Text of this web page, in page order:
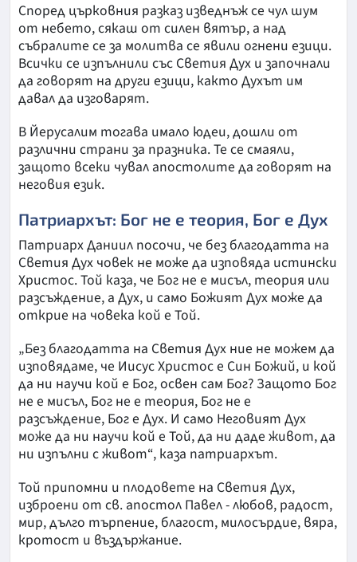
Според църковния разказ изведнъж се чул шум
от небето, сякаш от силен вятър, а над
събралите се за молитва се явили огнени езици.
Всички се изпълнили със Светия Дух и започнали
да говорят на други езици, както Духът им
давал да изговарят.
В Йерусалим тогава имало юдеи, дошли от
различни страни за празника. Те се смаяли,
защото всеки чувал апостолите да говорят на
неговия език.
Патриархът: Бог не е теория, Бог е Дух
Патриарх Даниил посочи, че без благодатта на
Светия Дух човек не може да изповяда истински
Христос. Той каза, че Бог не е мисъл, теория или
разсъждение, а Дух, и само Божият Дух може да
открие на човека кой е Той.
„Без благодатта на Светия Дух ние не можем да
изповядаме, че Иисус Христос е Син Божий, и кой
да ни научи кой е Бог, освен сам Бог? Защото Бог
не е мисъл, Бог не е теория, Бог не е
разсъждение, Бог е Дух. И само Неговият Дух
може да ни научи кой е Той, да ни даде живот, да
ни изпълни с живот“, каза патриархът.
Той припомни и плодовете на Светия Дух,
изброени от св. апостол Павел - любов, радост,
мир, дълго търпение, благост, милосърдие, вяра,
кротост и въздържание.